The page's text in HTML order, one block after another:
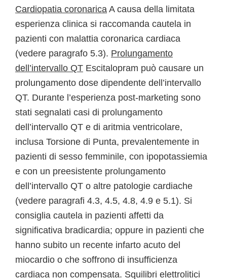
Cardiopatia coronarica A causa della limitata
esperienza clinica si raccomanda cautela in
pazienti con malattia coronarica cardiaca
(vedere paragrafo 5.3). Prolungamento
dell’intervallo QT Escitalopram può causare un
prolungamento dose dipendente dell’intervallo
QT. Durante l’esperienza post-marketing sono
stati segnalati casi di prolungamento
dell’intervallo QT e di aritmia ventricolare,
inclusa Torsione di Punta, prevalentemente in
pazienti di sesso femminile, con ipopotassiemia
e con un preesistente prolungamento
dell’intervallo QT o altre patologie cardiache
(vedere paragrafi 4.3, 4.5, 4.8, 4.9 e 5.1). Si
consiglia cautela in pazienti affetti da
significativa bradicardia; oppure in pazienti che
hanno subito un recente infarto acuto del
miocardio o che soffrono di insufficienza
cardiaca non compensata. Squilibri elettrolitici